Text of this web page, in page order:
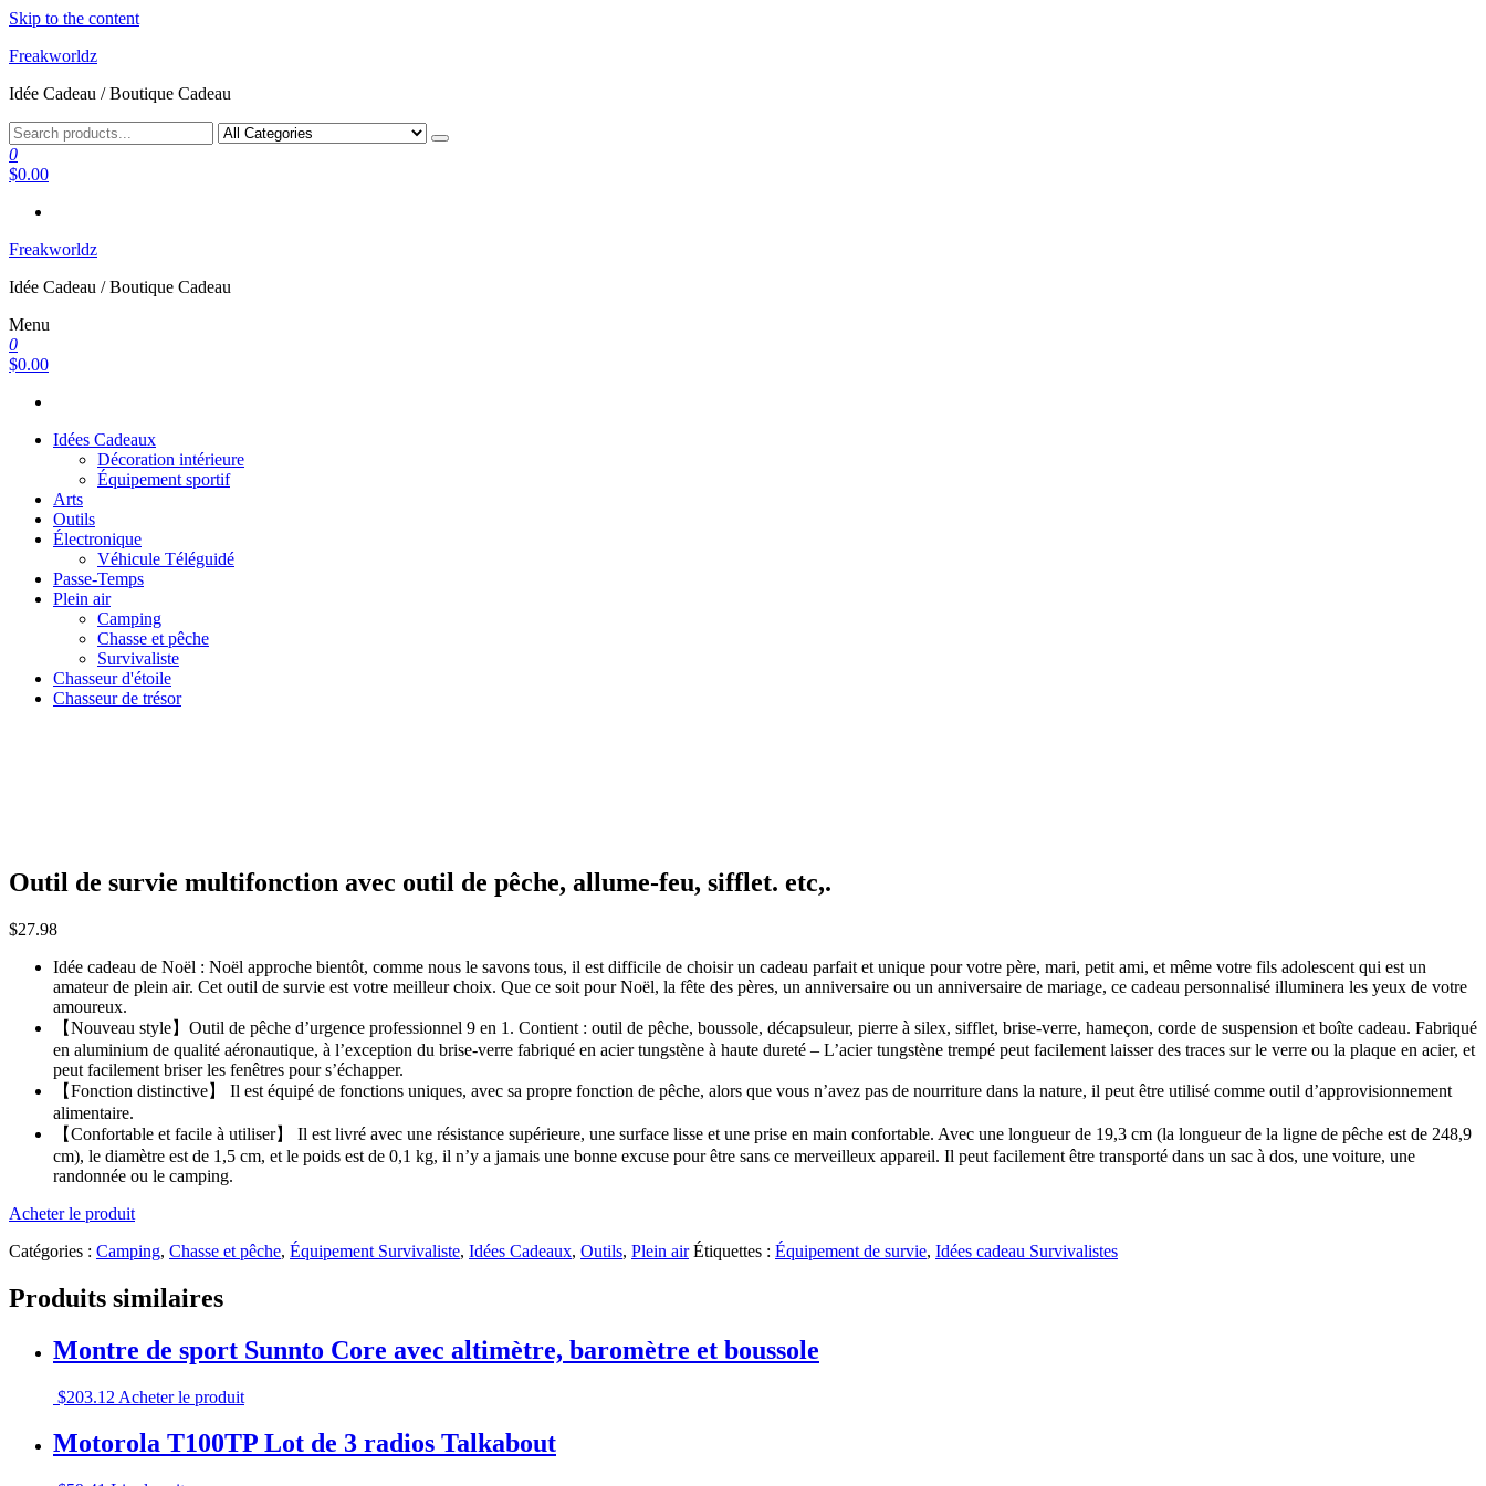
Skip to the content
Freakworldz
Idée Cadeau / Boutique Cadeau
0
$0.00
Freakworldz
Idée Cadeau / Boutique Cadeau
Menu
0
$0.00
Idées Cadeaux
Décoration intérieure
Équipement sportif
Arts
Outils
Électronique
Véhicule Téléguidé
Passe-Temps
Plein air
Camping
Chasse et pêche
Survivaliste
Chasseur d'étoile
Chasseur de trésor
Outil de survie multifonction avec outil de pêche, allume-feu, sifflet. etc,.
$27.98
Idée cadeau de Noël : Noël approche bientôt, comme nous le savons tous, il est difficile de choisir un cadeau parfait et unique pour votre père, mari, petit ami, et même votre fils adolescent qui est un
amateur de plein air. Cet outil de survie est votre meilleur choix. Que ce soit pour Noël, la fête des pères, un anniversaire ou un anniversaire de mariage, ce cadeau personnalisé illuminera les yeux de votre
amoureux.
【Nouveau style】Outil de pêche d’urgence professionnel 9 en 1. Contient : outil de pêche, boussole, décapsuleur, pierre à silex, sifflet, brise-verre, hameçon, corde de suspension et boîte cadeau. Fabriqué
en aluminium de qualité aéronautique, à l’exception du brise-verre fabriqué en acier tungstène à haute dureté – L’acier tungstène trempé peut facilement laisser des traces sur le verre ou la plaque en acier, et
peut facilement briser les fenêtres pour s’échapper.
【Fonction distinctive】 Il est équipé de fonctions uniques, avec sa propre fonction de pêche, alors que vous n’avez pas de nourriture dans la nature, il peut être utilisé comme outil d’approvisionnement
alimentaire.
【Confortable et facile à utiliser】 Il est livré avec une résistance supérieure, une surface lisse et une prise en main confortable. Avec une longueur de 19,3 cm (la longueur de la ligne de pêche est de 248,9
cm), le diamètre est de 1,5 cm, et le poids est de 0,1 kg, il n’y a jamais une bonne excuse pour être sans ce merveilleux appareil. Il peut facilement être transporté dans un sac à dos, une voiture, une
randonnée ou le camping.
Acheter le produit
Catégories : Camping, Chasse et pêche, Équipement Survivaliste, Idées Cadeaux, Outils, Plein air Étiquettes : Équipement de survie, Idées cadeau Survivalistes
Produits similaires
Montre de sport Sunnto Core avec altimètre, baromètre et boussole
$203.12 Acheter le produit
Motorola T100TP Lot de 3 radios Talkabout